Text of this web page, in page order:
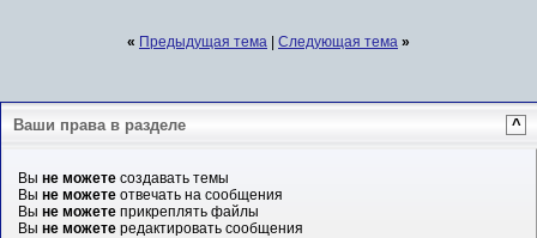
« Предыдущая тема Следующая тема »
Ваши права в разделе ^
Вы не можетесоздавать темы
Вы не можетеотвечать на сообщения
Вы не можетеприкреплять файлы
Вы не можетередактировать сообщения